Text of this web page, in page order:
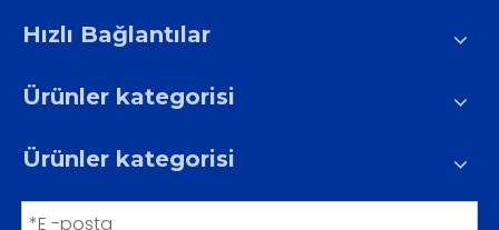
Hızlı Bağlantılar
Ürünler kategorisi
Ürünler kategorisi